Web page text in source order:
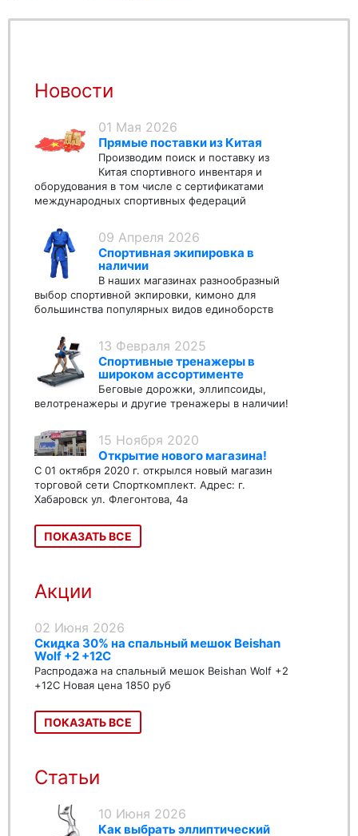
Новости
01 Мая 2026
Прямые поставки из Китая
Производим поиск и поставку из
Китая спортивного инвентаря и
оборудования в том числе с сертификатами
международных спортивных федераций
09 Апреля 2026
Спортивная экипировка в
наличии
В наших магазинах разнообразный
выбор спортивной экпировки, кимоно для
большинства популярных видов единоборств
13 Февраля 2025
Спортивные тренажеры в
широком ассортименте
Беговые дорожки, эллипсоиды,
велотренажеры и другие тренажеры в наличии!
15 Ноября 2020
Открытие нового магазина!
С 01 октября 2020 г. открылся новый магазин
торговой сети Спорткомплект. Адрес: г.
Хабаровск ул. Флегонтова, 4а
ПОКАЗАТЬ ВСЕ
Акции
02 Июня 2026
Скидка 30% на спальный мешок Beishan
Wolf +2 +12C
Распродажа на спальный мешок Beishan Wolf +2
+12C Новая цена 1850 руб
ПОКАЗАТЬ ВСЕ
Статьи
10 Июня 2026
Как выбрать эллиптический